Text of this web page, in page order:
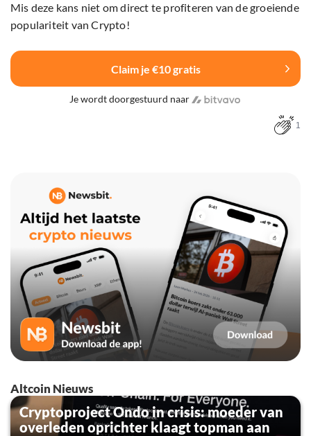
Mis deze kans niet om direct te profiteren van de groeiende
populariteit van Crypto!
Claim je €10 gratis
Je wordt doorgestuurd naar
1
Altcoin Nieuws
Cryptoproject Ondo in crisis: moeder van
overleden oprichter klaagt topman aan